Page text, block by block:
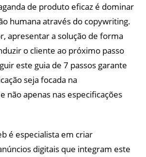
de produto eficaz é dominar
humana através do copywriting.
apresentar a solução de forma
o cliente ao próximo passo
este guia de 7 passos garante
seja focada na
não apenas nas especificações
é especialista em criar
digitais que integram este